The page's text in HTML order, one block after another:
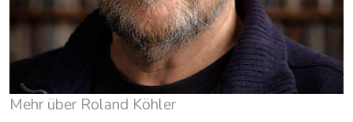
Mehr über Roland Köhler